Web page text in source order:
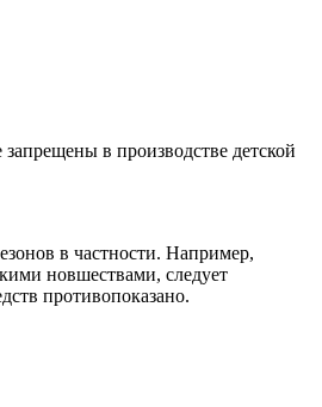
в производстве детской
в частности. Например,
новшествами, следует
противопоказано.